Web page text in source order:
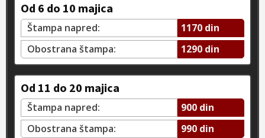
Od 6 do 10 majica
Štampa napred:
1170 din
Obostrana štampa:
1290 din
Od 11 do 20 majica
Štampa napred:
900 din
Obostrana štampa:
990 din